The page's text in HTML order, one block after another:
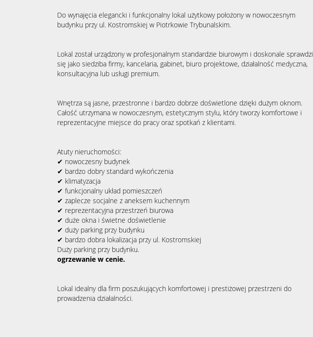
Do wynajęcia elegancki i funkcjonalny lokal użytkowy położony w nowoczesnym
budynku przy ul. Kostromskiej w Piotrkowie Trybunalskim.
Lokal został urządzony w profesjonalnym standardzie biurowym i doskonale sprawdzi
się jako siedziba firmy, kancelaria, gabinet, biuro projektowe, działalność medyczna,
konsultacyjna lub usługi premium.
Wnętrza są jasne, przestronne i bardzo dobrze doświetlone dzięki dużym oknom.
Całość utrzymana w nowoczesnym, estetycznym stylu, który tworzy komfortowe i
reprezentacyjne miejsce do pracy oraz spotkań z klientami.
Atuty nieruchomości:
✔ nowoczesny budynek
✔ bardzo dobry standard wykończenia
✔ klimatyzacja
✔ funkcjonalny układ pomieszczeń
✔ zaplecze socjalne z aneksem kuchennym
✔ reprezentacyjna przestrzeń biurowa
✔ duże okna i świetne doświetlenie
✔ duży parking przy budynku
✔ bardzo dobra lokalizacja przy ul. Kostromskiej
Duży parking przy budynku.
ogrzewanie w cenie.
Lokal idealny dla firm poszukujących komfortowej i prestiżowej przestrzeni do
prowadzenia działalności.